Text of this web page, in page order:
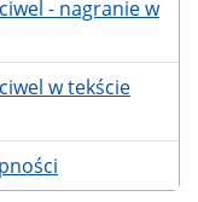
- nagranie w
w tekście